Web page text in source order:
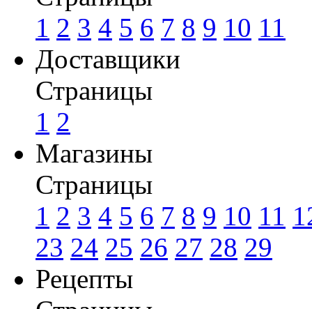
1 2 3 4 5 6 7 8 9 10 11
Доставщики
Страницы
1 2
Магазины
Страницы
1 2 3 4 5 6 7 8 9 10 11
23 24 25 26 27 28 29
Рецепты